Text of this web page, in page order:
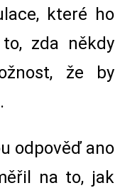
které ho
zda někdy
že by
odpověď ano
na to, jak